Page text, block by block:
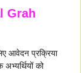
Grah
आवेदन प्रक्रिया
को